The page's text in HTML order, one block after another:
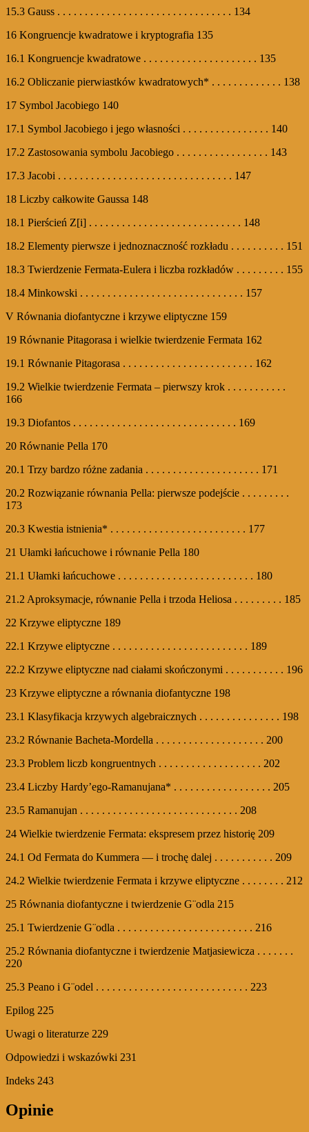
15.3 Gauss . . . . . . . . . . . . . . . . . . . . . . . . . . . . . . . . 134
16 Kongruencje kwadratowe i kryptografia 135
16.1 Kongruencje kwadratowe . . . . . . . . . . . . . . . . . . . . . 135
16.2 Obliczanie pierwiastków kwadratowych* . . . . . . . . . . . . . 138
17 Symbol Jacobiego 140
17.1 Symbol Jacobiego i jego własności . . . . . . . . . . . . . . . . 140
17.2 Zastosowania symbolu Jacobiego . . . . . . . . . . . . . . . . . 143
17.3 Jacobi . . . . . . . . . . . . . . . . . . . . . . . . . . . . . . . . 147
18 Liczby całkowite Gaussa 148
18.1 Pierścień Z[i] . . . . . . . . . . . . . . . . . . . . . . . . . . . . 148
18.2 Elementy pierwsze i jednoznaczność rozkładu . . . . . . . . . . 151
18.3 Twierdzenie Fermata-Eulera i liczba rozkładów . . . . . . . . . 155
18.4 Minkowski . . . . . . . . . . . . . . . . . . . . . . . . . . . . . . 157
V Równania diofantyczne i krzywe eliptyczne 159
19 Równanie Pitagorasa i wielkie twierdzenie Fermata 162
19.1 Równanie Pitagorasa . . . . . . . . . . . . . . . . . . . . . . . . 162
19.2 Wielkie twierdzenie Fermata – pierwszy krok . . . . . . . . . . .
166
19.3 Diofantos . . . . . . . . . . . . . . . . . . . . . . . . . . . . . . 169
20 Równanie Pella 170
20.1 Trzy bardzo różne zadania . . . . . . . . . . . . . . . . . . . . . 171
20.2 Rozwiązanie równania Pella: pierwsze podejście . . . . . . . . .
173
20.3 Kwestia istnienia* . . . . . . . . . . . . . . . . . . . . . . . . . 177
21 Ułamki łańcuchowe i równanie Pella 180
21.1 Ułamki łańcuchowe . . . . . . . . . . . . . . . . . . . . . . . . . 180
21.2 Aproksymacje, równanie Pella i trzoda Heliosa . . . . . . . . . 185
22 Krzywe eliptyczne 189
22.1 Krzywe eliptyczne . . . . . . . . . . . . . . . . . . . . . . . . . 189
22.2 Krzywe eliptyczne nad ciałami skończonymi . . . . . . . . . . . 196
23 Krzywe eliptyczne a równania diofantyczne 198
23.1 Klasyfikacja krzywych algebraicznych . . . . . . . . . . . . . . . 198
23.2 Równanie Bacheta-Mordella . . . . . . . . . . . . . . . . . . . . 200
23.3 Problem liczb kongruentnych . . . . . . . . . . . . . . . . . . . 202
23.4 Liczby Hardy’ego-Ramanujana* . . . . . . . . . . . . . . . . . . 205
23.5 Ramanujan . . . . . . . . . . . . . . . . . . . . . . . . . . . . . 208
24 Wielkie twierdzenie Fermata: ekspresem przez historię 209
24.1 Od Fermata do Kummera — i trochę dalej . . . . . . . . . . . 209
24.2 Wielkie twierdzenie Fermata i krzywe eliptyczne . . . . . . . . 212
25 Równania diofantyczne i twierdzenie G¨odla 215
25.1 Twierdzenie G¨odla . . . . . . . . . . . . . . . . . . . . . . . . . 216
25.2 Równania diofantyczne i twierdzenie Matjasiewicza . . . . . . .
220
25.3 Peano i G¨odel . . . . . . . . . . . . . . . . . . . . . . . . . . . . 223
Epilog 225
Uwagi o literaturze 229
Odpowiedzi i wskazówki 231
Indeks 243
Opinie